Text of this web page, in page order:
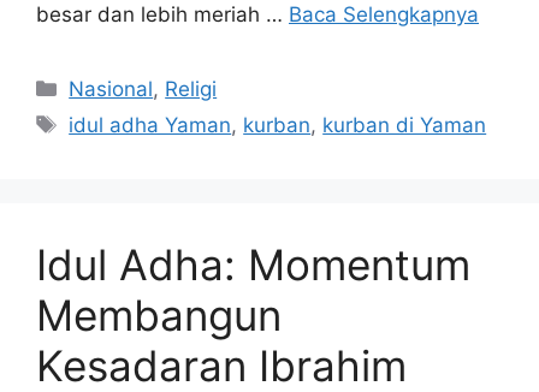
besar dan lebih meriah … Baca Selengkapnya
Kategori
Nasional, Religi
Tag
idul adha Yaman, kurban, kurban di Yaman
Idul Adha: Momentum
Membangun
Kesadaran Ibrahim